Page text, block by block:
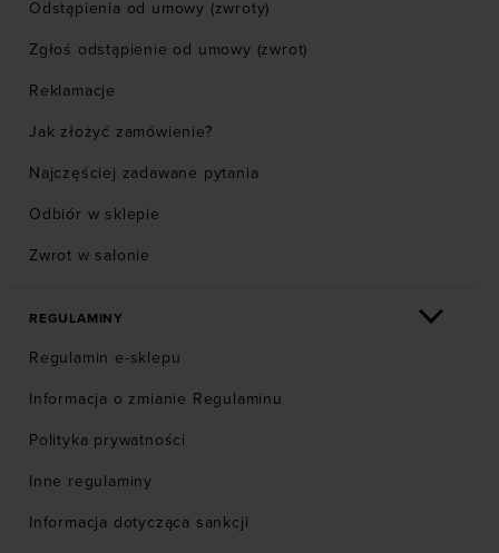
Odstąpienia od umowy (zwroty)
Zgłoś odstąpienie od umowy (zwrot)
Reklamacje
Jak złożyć zamówienie?
Najczęściej zadawane pytania
Odbiór w sklepie
Zwrot w salonie
REGULAMINY
Regulamin e-sklepu
Informacja o zmianie Regulaminu
Polityka prywatności
Inne regulaminy
Informacja dotycząca sankcji